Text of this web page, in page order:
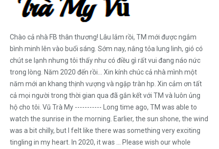
Chào cả nhà FB thân thương! Lâu lắm rồi, TM mới được ngắm
bình minh lên vào buổi sáng. Sớm nay, nắng tỏa lung linh, gió có
chút se lạnh nhưng tôi thấy như có điều gì rất vui đang náo nức
trong lòng. Năm 2020 đến rồi... Xin kính chúc cả nhà mình một
năm mới an khang thịnh vượng và ngập tràn hp. Xin cảm ơn tất
cả mọi người trong thời gian qua đã gắn kết với TM và luôn ủng
hộ cho tôi. Vũ Trà My ----------- Long time ago, TM was able to
watch the sunrise in the morning. Earlier, the sun shone, the wind
was a bit chilly, but I felt like there was something very exciting
tingling in my heart. In 2020, it was ... Please wish our whole